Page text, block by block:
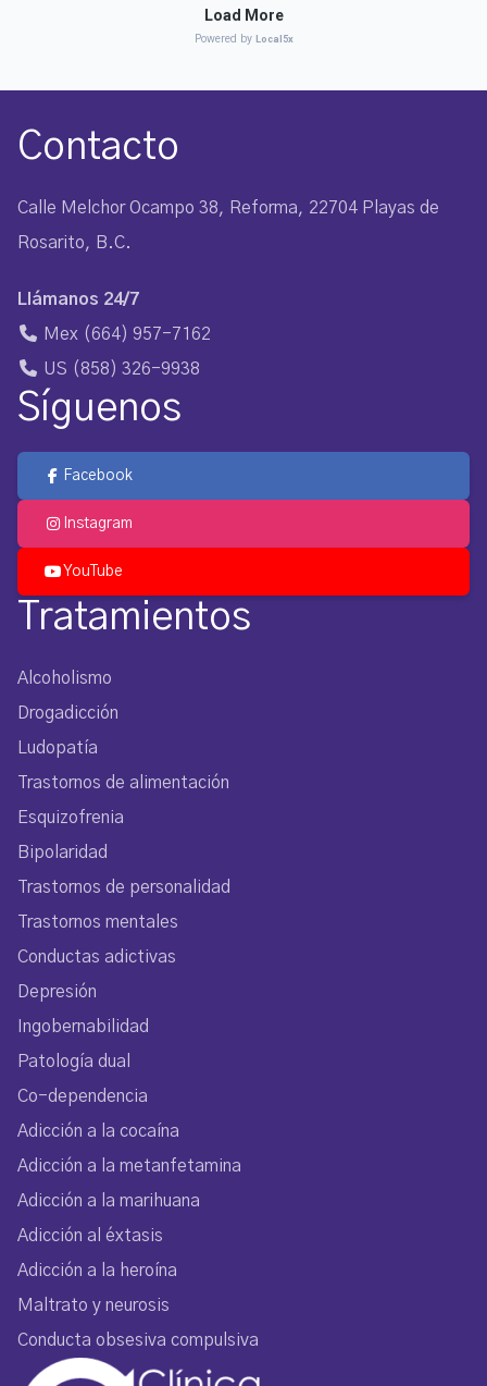
Contacto
Calle Melchor Ocampo 38, Reforma, 22704 Playas de
Rosarito, B.C.
Llámanos 24/7
Mex (664) 957-7162
US (858) 326-9938
Síguenos
Facebook
Instagram
YouTube
Tratamientos
Alcoholismo
Drogadicción
Ludopatía
Trastornos de alimentación
Esquizofrenia
Bipolaridad
Trastornos de personalidad
Trastornos mentales
Conductas adictivas
Depresión
Ingobernabilidad
Patología dual
Co-dependencia
Adicción a la cocaína
Adicción a la metanfetamina
Adicción a la marihuana
Adicción al éxtasis
Adicción a la heroína
Maltrato y neurosis
Conducta obsesiva compulsiva